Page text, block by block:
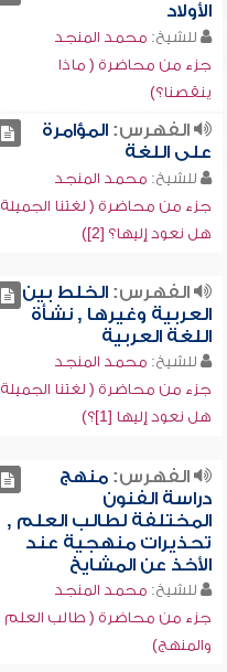
الأولاد
للشيخ: محمد المنجد
جزء من محاضرة ( ماذا
ينقصنا؟)
الفهرس:المؤامرة
على اللغة
للشيخ: محمد المنجد
جزء من محاضرة ( لغتنا الجميلة
هل نعود إليها؟ [2])
الفهرس:الخلط بين
العربية وغيرها , نشأة
اللغة العربية
للشيخ: محمد المنجد
جزء من محاضرة ( لغتنا الجميلة
هل نعود إليها [1]؟)
الفهرس:منهج
دراسة الفنون
المختلفة لطالب العلم ,
تحذيرات منهجية عند
الأخذ عن المشايخ
للشيخ: محمد المنجد
جزء من محاضرة ( طالب العلم
والمنهج)